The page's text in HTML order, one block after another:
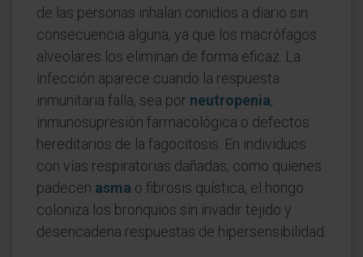
de las personas inhalan conidios a diario sin
consecuencia alguna, ya que los macrófagos
alveolares los eliminan de forma eficaz. La
infección aparece cuando la respuesta
inmunitaria falla, sea por neutropenia,
inmunosupresión farmacológica o defectos
hereditarios de la fagocitosis. En individuos
con vías respiratorias dañadas, como quienes
padecen asma o fibrosis quística, el hongo
coloniza los bronquios sin invadir tejido y
desencadena respuestas de hipersensibilidad.